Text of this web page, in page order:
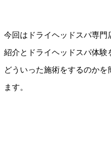
今回はドライヘッドスパ専
紹介とドライヘッドスパ体験
どういった施術をするのか
ます。